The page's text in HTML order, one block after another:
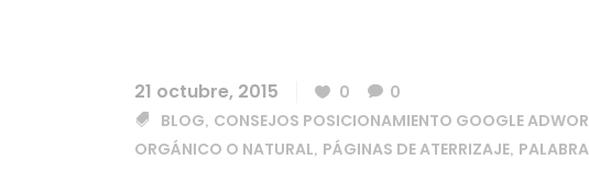
21 octubre, 2015 0
0
BLOG, CONSEJOS POSICIONAMIENTO GOOGLE
ORGÁNICO O NATURAL, PÁGINAS DE ATERRIZAJE,